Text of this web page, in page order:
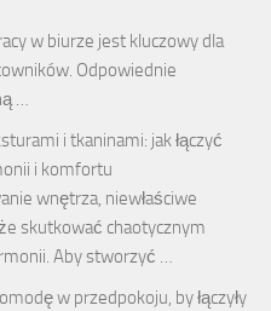
w biurze jest kluczowy dla
Odpowiednie
…
i tkaninami: jak łączyć
i komfortu
wnętrza, niewłaściwe
skutkować chaotycznym
Aby stworzyć …
w przedpokoju, by łączyły